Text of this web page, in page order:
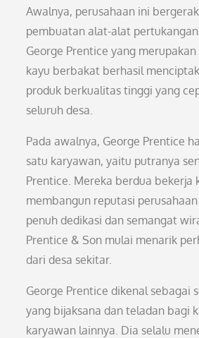
Awalnya, perusahaan ini
pembuatan alat-alat
George Prentice yang
kayu berbakat berhasil
produk berkualitas tinggi yang
seluruh desa.
Pada awalnya, George Prentice
satu karyawan, yaitu putranya
Prentice. Mereka berdua bekerja
membangun reputasi
penuh dedikasi dan semangat
Prentice & Son mulai menarik
dari desa sekitar.
George Prentice dikenal sebagai
yang bijaksana dan teladan bagi
karyawan lainnya. Dia selalu